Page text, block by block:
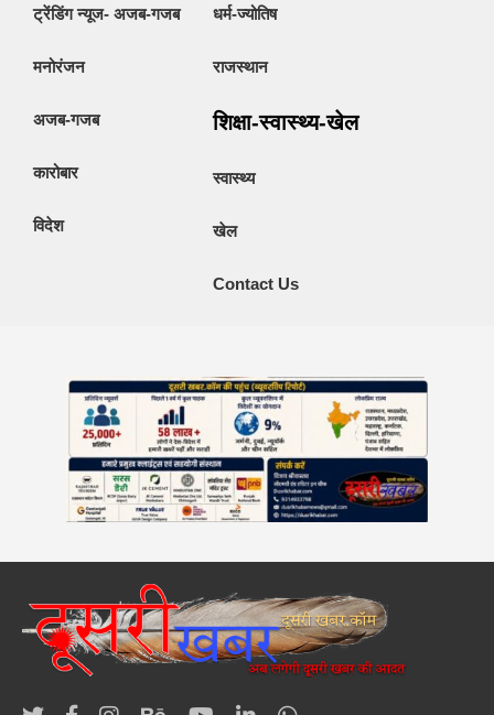
ट्रेंडिंग न्यूज- अजब-गजब
मनोरंजन
अजब-गजब
कारोबार
विदेश
धर्म-ज्योतिष
राजस्थान
शिक्षा-स्वास्थ्य-खेल
स्वास्थ्य
खेल
Contact Us